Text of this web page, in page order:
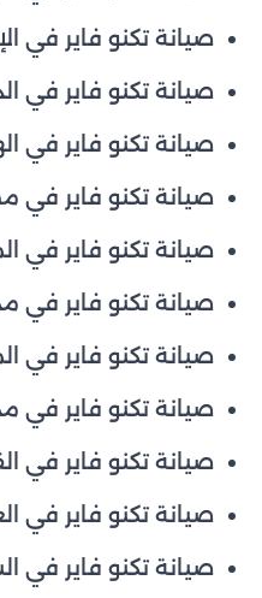
صيانة تكنو فاير في
صيانة تكنو فاير في
صيانة تكنو فاير في
صيانة تكنو فاير في
صيانة تكنو فاير في
صيانة تكنو فاير في
صيانة تكنو فاير في
صيانة تكنو فاير في
صيانة تكنو فاير في
صيانة تكنو فاير في
صيانة تكنو فاير في